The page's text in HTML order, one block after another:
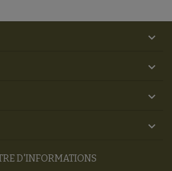




D'INFORMATIONS